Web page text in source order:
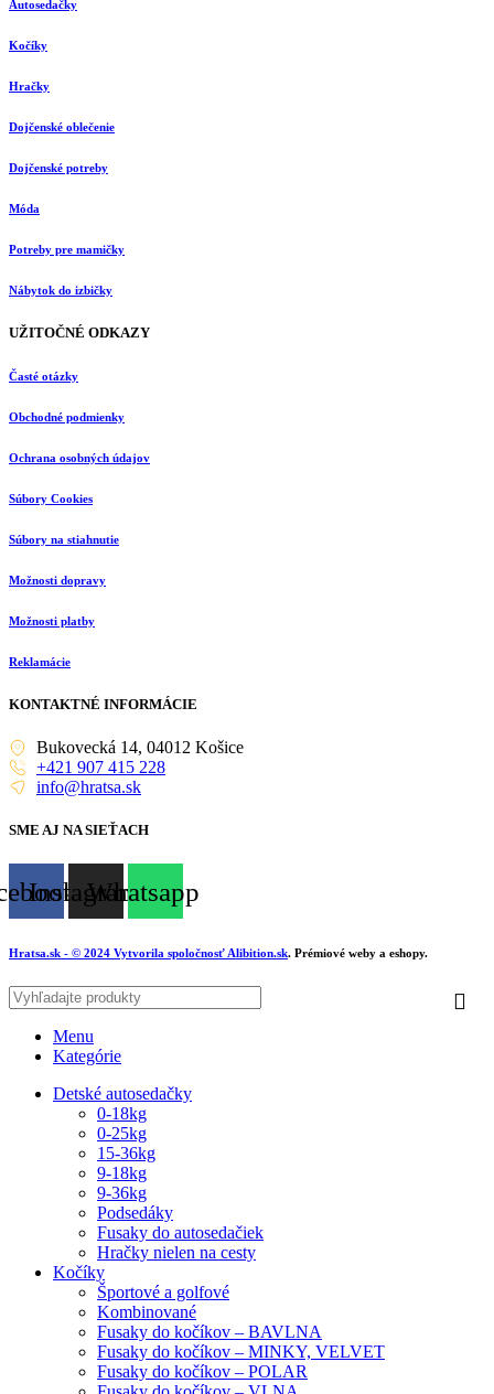
Autosedačky
Kočíky
Hračky
Dojčenské oblečenie
Dojčenské potreby
Móda
Potreby pre mamičky
Nábytok do izbičky
UŽITOČNÉ ODKAZY
Časté otázky
Obchodné podmienky
Ochrana osobných údajov
Súbory Cookies
Súbory na stiahnutie
Možnosti dopravy
Možnosti platby
Reklamácie
KONTAKTNÉ INFORMÁCIE
Bukovecká 14, 04012 Košice
+421 907 415 228
info@hratsa.sk
SME AJ NA SIEŤACH
InstagramWhatsapp
Hratsa.sk - © 2024 Vytvorila spoločnosť Alibition.sk. Prémiové weby a eshopy.
Menu
Kategórie
Detské autosedačky
0-18kg
0-25kg
15-36kg
9-18kg
9-36kg
Podsedáky
Fusaky do autosedačiek
Hračky nielen na cesty
Kočíky
Športové a golfové
Kombinované
Fusaky do kočíkov – BAVLNA
Fusaky do kočíkov – MINKY, VELVET
Fusaky do kočíkov – POLAR